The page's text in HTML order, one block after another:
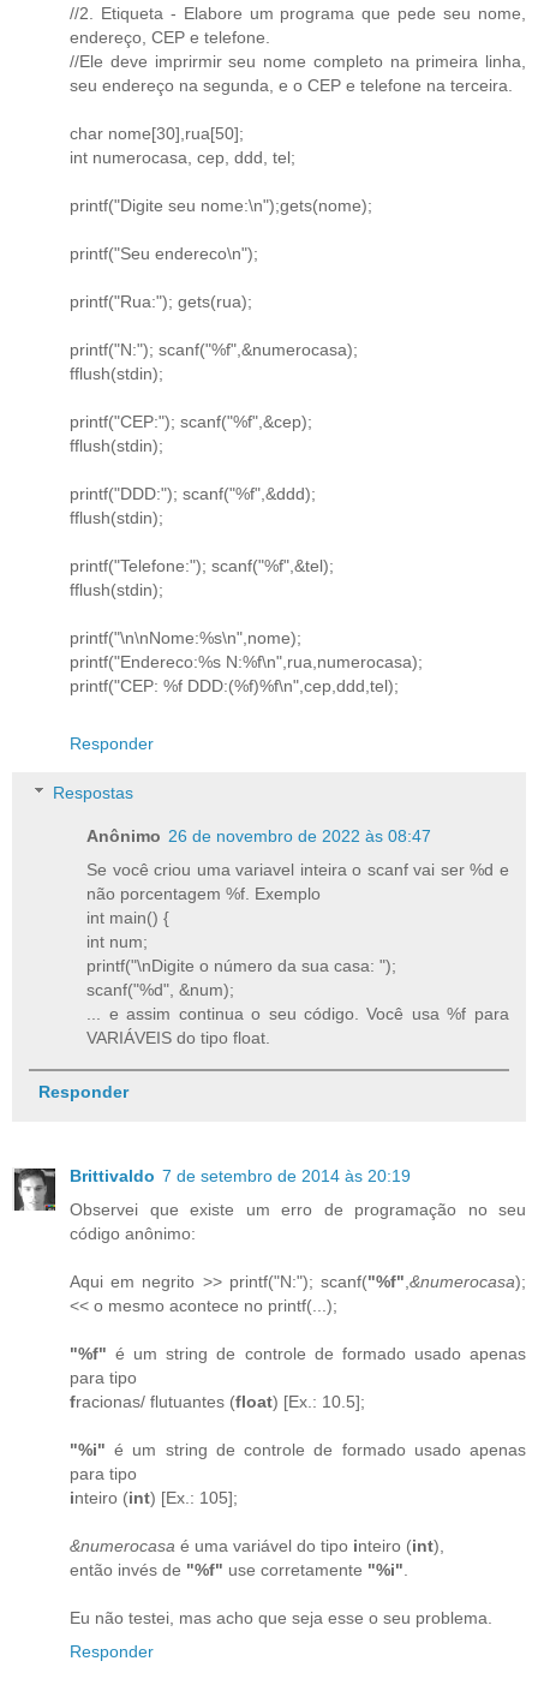
//2. Etiqueta - Elabore um programa que pede seu nome,
endereço, CEP e telefone.
//Ele deve imprirmir seu nome completo na primeira linha,
seu endereço na segunda, e o CEP e telefone na terceira.
char nome[30],rua[50];
int numerocasa, cep, ddd, tel;
printf("Digite seu nome:\n");gets(nome);
printf("Seu endereco\n");
printf("Rua:"); gets(rua);
printf("N:"); scanf("%f",&numerocasa);
fflush(stdin);
printf("CEP:"); scanf("%f",&cep);
fflush(stdin);
printf("DDD:"); scanf("%f",&ddd);
fflush(stdin);
printf("Telefone:"); scanf("%f",&tel);
fflush(stdin);
printf("\n\nNome:%s\n",nome);
printf("Endereco:%s N:%f\n",rua,numerocasa);
printf("CEP: %f DDD:(%f)%f\n",cep,ddd,tel);
Responder
Respostas
Anônimo 26 de novembro de 2022 às 08:47
Se você criou uma variavel inteira o scanf vai ser %d e
não porcentagem %f. Exemplo
int main() {
int num;
printf("\nDigite o número da sua casa: ");
scanf("%d", &num);
... e assim continua o seu código. Você usa %f para
VARIÁVEIS do tipo float.
Responder
Brittivaldo 7 de setembro de 2014 às 20:19
Observei que existe um erro de programação no seu
código anônimo:
Aqui em negrito >> printf("N:"); scanf("%f",&numerocasa);
<< o mesmo acontece no printf(...);
"%f" é um string de controle de formado usado apenas
para tipo
fracionas/ flutuantes (float) [Ex.: 10.5];
"%i" é um string de controle de formado usado apenas
para tipo
inteiro (int) [Ex.: 105];
&numerocasa é uma variável do tipo inteiro (int),
então invés de "%f" use corretamente "%i".
Eu não testei, mas acho que seja esse o seu problema.
Responder